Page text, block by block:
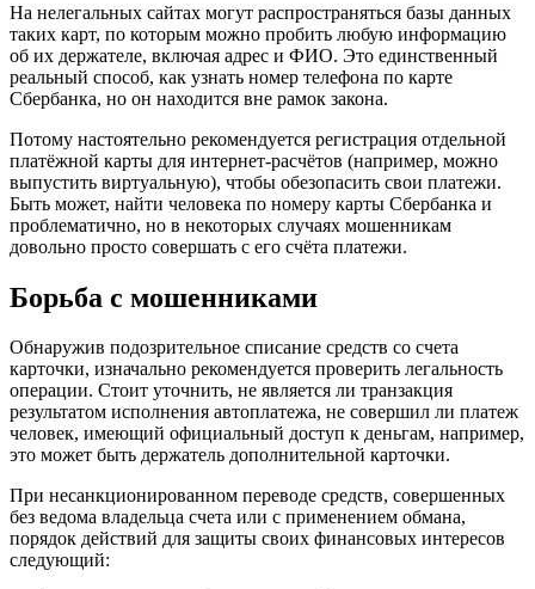
На нелегальных сайтах могут распространяться базы данных
таких карт, по которым можно пробить любую информацию
об их держателе, включая адрес и ФИО. Это единственный
реальный способ, как узнать номер телефона по карте
Сбербанка, но он находится вне рамок закона.
Потому настоятельно рекомендуется регистрация отдельной
платёжной карты для интернет-расчётов (например, можно
выпустить виртуальную), чтобы обезопасить свои платежи.
Быть может, найти человека по номеру карты Сбербанка и
проблематично, но в некоторых случаях мошенникам
довольно просто совершать с его счёта платежи.
Борьба с мошенниками
Обнаружив подозрительное списание средств со счета
карточки, изначально рекомендуется проверить легальность
операции. Стоит уточнить, не является ли транзакция
результатом исполнения автоплатежа, не совершил ли платеж
человек, имеющий официальный доступ к деньгам, например,
это может быть держатель дополнительной карточки.
При несанкционированном переводе средств, совершенных
без ведома владельца счета или с применением обмана,
порядок действий для защиты своих финансовых интересов
следующий: